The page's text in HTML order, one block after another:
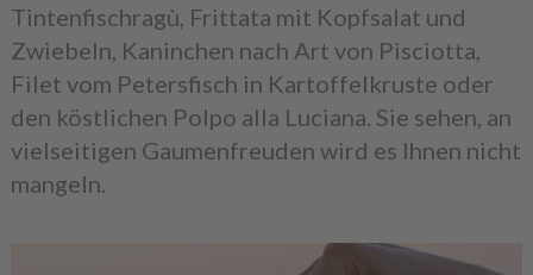
Tintenfischragù, Frittata mit Kopfsalat und
Zwiebeln, Kaninchen nach Art von Pisciotta,
Filet vom Petersfisch in Kartoffelkruste oder
den köstlichen Polpo alla Luciana. Sie sehen, an
vielseitigen Gaumenfreuden wird es Ihnen nicht
mangeln.